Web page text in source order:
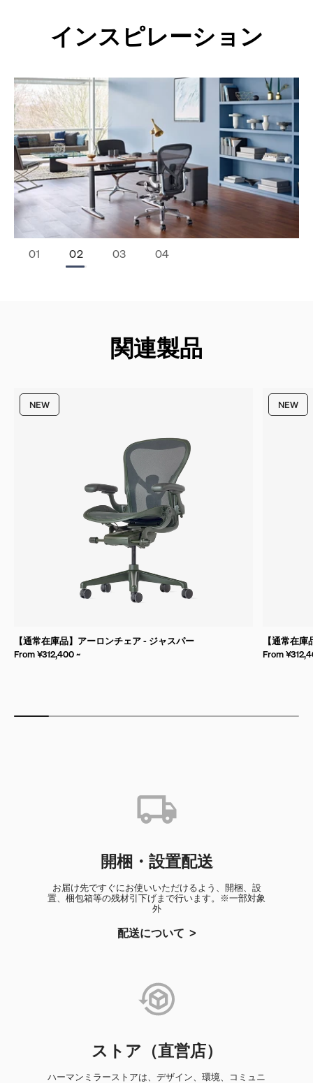
インスピレーション
関連製品
NEW
【通常在庫品】アーロンチェア - ジャスパー
From ¥312,400 ~
NEW
【通常在
From
開梱・設置配送
お届け先ですぐにお使いいただけるよう、開梱、設
置、梱包箱等の残材引下げまで行います。※一部対象
外
配送について
ストア（直営店）
ハーマンミラーストアは、デザイン、環境、コミュニ